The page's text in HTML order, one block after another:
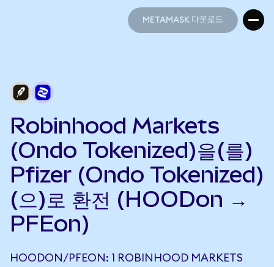
METAMASK 다운로드
Robinhood Markets
(Ondo Tokenized)을(를)
Pfizer (Ondo Tokenized)
(으)로 환전 (HOODon →
PFEon)
HOODON/PFEON: 1 ROBINHOOD MARKETS